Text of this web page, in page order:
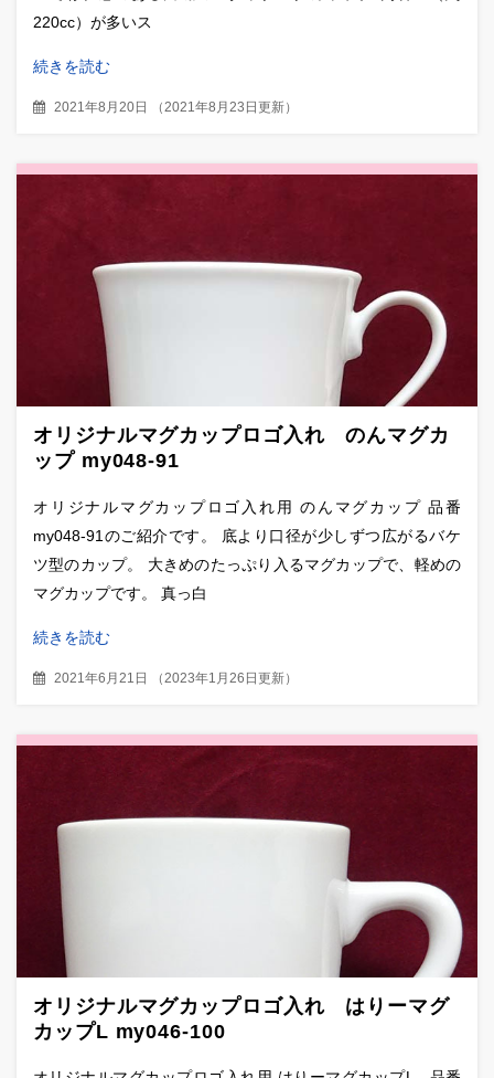
220cc）が多いス
続きを読む
2021年8月20日 （2021年8月23日更新）
オリジナルマグカップロゴ入れ のんマグカ
ップ my048-91
オリジナルマグカップロゴ入れ用 のんマグカップ 品番
my048-91のご紹介です。 底より口径が少しずつ広がるバケ
ツ型のカップ。 大きめのたっぷり入るマグカップで、軽めの
マグカップです。 真っ白
続きを読む
2021年6月21日 （ 2023年1月26日更新）
オリジナルマグカップロゴ入れ はりーマグ
カップL my046-100